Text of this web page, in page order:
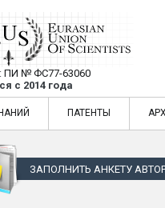
Ученых —
ПИ № ФС77-63060
с 2014 года
научных статей в
ПАТЕНТЫ
ЗАПОЛНИТЬ АНКЕТУ